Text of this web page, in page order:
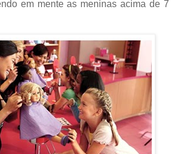
em mente as meninas acima de 7